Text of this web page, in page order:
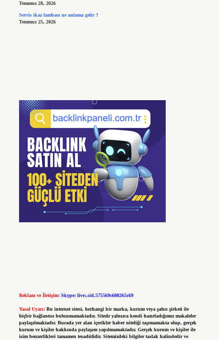
Temmuz 28, 2026
Servis ikaz lambası ne anlama gelir ?
Temmuz 25, 2026
Reklam ve İletişim: Skype: live:.cid.575569c608265c69
Yasal Uyarı: Bu internet sitesi, herhangi bir marka, kurum veya şahıs şirketi ile
hiçbir bağlantısı bulunmamaktadır. Sitede yalnızca kendi hazırladığımız makaleler
paylaşılmaktadır. Burada yer alan içerikler haber niteliği taşımamakta olup, gerçek
kurum ve kişiler hakkında paylaşım yapılmamaktadır. Gerçek kurum ve kişiler ile
isim benzerlikleri tamamen tesadüfidir. Sitemizdeki bilgiler taslak halindedir ve